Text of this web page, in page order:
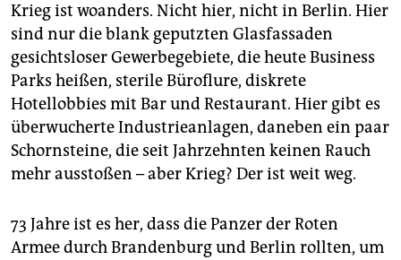
Krieg ist woanders. Nicht hier, nicht in Berlin. Hier
sind nur die blank geputzten Glasfassaden
gesichtsloser Gewerbegebiete, die heute Business
Parks heißen, sterile Büroflure, diskrete
Hotellobbies mit Bar und Restaurant. Hier gibt es
überwucherte Industrieanlagen, daneben ein paar
Schornsteine, die seit Jahrzehnten keinen Rauch
mehr ausstoßen – aber Krieg? Der ist weit weg.
73 Jahre ist es her, dass die Panzer der Roten
Armee durch Brandenburg und Berlin rollten, um